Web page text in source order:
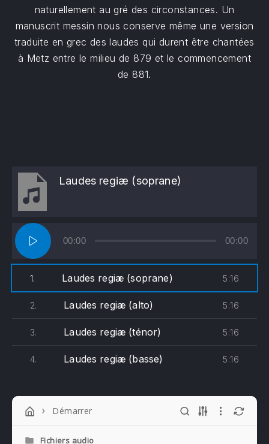
naturellement au gré des circonstances. Un
manuscrit messin nous conserve même une version
traduite en grec des laudes qui durent être chantées
à Metz entre le milieu de 879 et le commencement
de 881.
Laudes regiæ (soprane)
Lecteur
audio
00:00 00:00
1. Laudes regiæ (soprane) 5:16
2. Laudes regiæ (alto) 5:16
3. Laudes regiæ (ténor) 5:16
4. Laudes regiæ (basse) 5:16
Démarrer
Fichiers audio
PREVIOUS